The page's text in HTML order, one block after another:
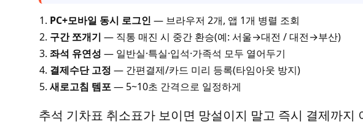
PC+모바일 동시 로그인 — 브라우저 2개, 앱 1개 병렬 조회
구간 쪼개기 — 직통 매진 시 중간 환승(예: 서울→대전 / 대전→부산)
좌석 유연성 — 일반실·특실·입석·가족석 모두 열어두기
결제수단 고정 — 간편결제/카드 미리 등록(타임아웃 방지)
새로고침 템포— 5~10초 간격으로 일정하게
추석 기차표 취소표가 보이면 망설이지 말고 즉시 결제까지